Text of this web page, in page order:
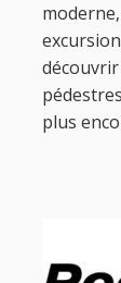
plus